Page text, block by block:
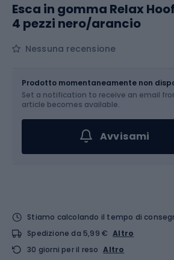
Esca in gomma Relax
4 pezzi nero/arancio
Nessuna recensione
Prodotto momentaneamente non
Set a notification to receive an email
article becomes available.
Avvisami
Stiamo calcolando il tempo di
Spedizione da 5,99 € Altro
30 giorni per il reso Altro